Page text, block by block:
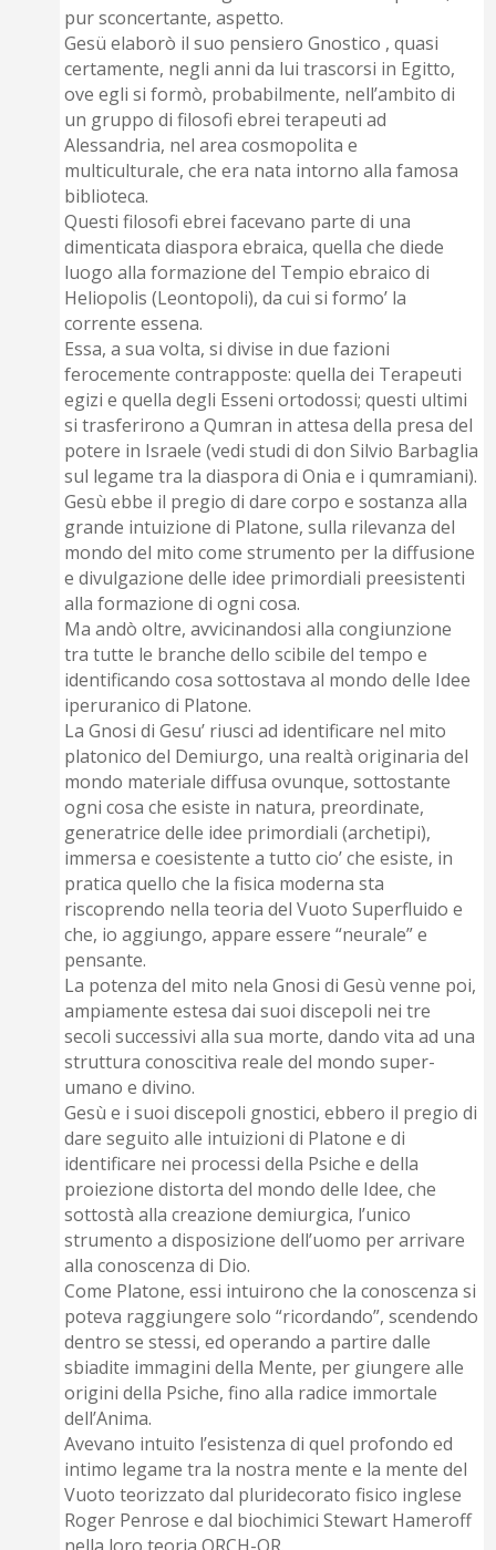
pur sconcertante, aspetto.
Gesü elaborò il suo pensiero Gnostico , quasi
certamente, negli anni da lui trascorsi in Egitto,
ove egli si formò, probabilmente, nell’ambito di
un gruppo di filosofi ebrei terapeuti ad
Alessandria, nel area cosmopolita e
multiculturale, che era nata intorno alla famosa
biblioteca.
Questi filosofi ebrei facevano parte di una
dimenticata diaspora ebraica, quella che diede
luogo alla formazione del Tempio ebraico di
Heliopolis (Leontopoli), da cui si formo’ la
corrente essena.
Essa, a sua volta, si divise in due fazioni
ferocemente contrapposte: quella dei Terapeuti
egizi e quella degli Esseni ortodossi; questi ultimi
si trasferirono a Qumran in attesa della presa del
potere in Israele (vedi studi di don Silvio Barbaglia
sul legame tra la diaspora di Onia e i qumramiani).
Gesù ebbe il pregio di dare corpo e sostanza alla
grande intuizione di Platone, sulla rilevanza del
mondo del mito come strumento per la diffusione
e divulgazione delle idee primordiali preesistenti
alla formazione di ogni cosa.
Ma andò oltre, avvicinandosi alla congiunzione
tra tutte le branche dello scibile del tempo e
identificando cosa sottostava al mondo delle Idee
iperuranico di Platone.
La Gnosi di Gesu’ riusci ad identificare nel mito
platonico del Demiurgo, una realtà originaria del
mondo materiale diffusa ovunque, sottostante
ogni cosa che esiste in natura, preordinate,
generatrice delle idee primordiali (archetipi),
immersa e coesistente a tutto cio’ che esiste, in
pratica quello che la fisica moderna sta
riscoprendo nella teoria del Vuoto Superfluido e
che, io aggiungo, appare essere “neurale” e
pensante.
La potenza del mito nela Gnosi di Gesù venne poi,
ampiamente estesa dai suoi discepoli nei tre
secoli successivi alla sua morte, dando vita ad una
struttura conoscitiva reale del mondo super-
umano e divino.
Gesù e i suoi discepoli gnostici, ebbero il pregio di
dare seguito alle intuizioni di Platone e di
identificare nei processi della Psiche e della
proiezione distorta del mondo delle Idee, che
sottostà alla creazione demiurgica, l’unico
strumento a disposizione dell’uomo per arrivare
alla conoscenza di Dio.
Come Platone, essi intuirono che la conoscenza si
poteva raggiungere solo “ricordando”, scendendo
dentro se stessi, ed operando a partire dalle
sbiadite immagini della Mente, per giungere alle
origini della Psiche, fino alla radice immortale
dell’Anima.
Avevano intuito l’esistenza di quel profondo ed
intimo legame tra la nostra mente e la mente del
Vuoto teorizzato dal pluridecorato fisico inglese
Roger Penrose e dal biochimici Stewart Hameroff